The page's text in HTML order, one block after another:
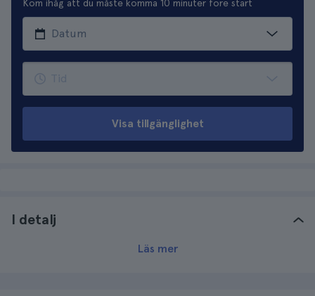
Kom ihåg att du måste komma 10 minuter före start
Visa tillgänglighet
I detalj
Läs mer